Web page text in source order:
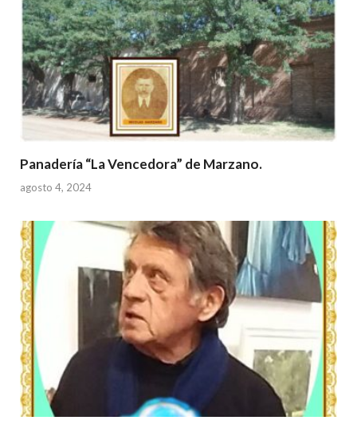
Panadería “La Vencedora” de Marzano.
agosto 4, 2024